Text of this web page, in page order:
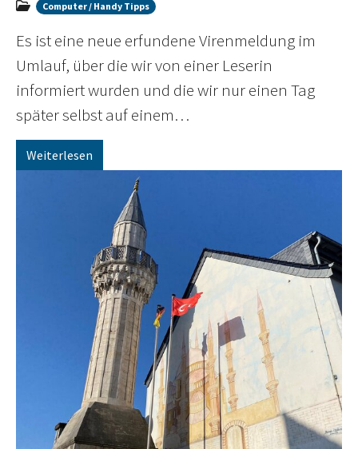
Computer / Handy Tipps
Es ist eine neue erfundene Virenmeldung im
Umlauf, über die wir von einer Leserin
informiert wurden und die wir nur einen Tag
später selbst auf einem…
Weiterlesen